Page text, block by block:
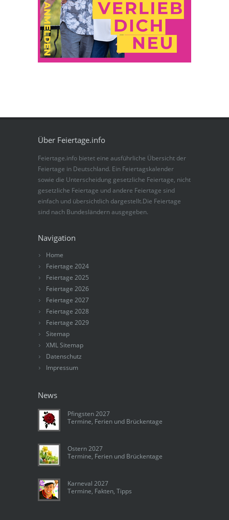
Über Feiertage.info
Feiertage.info bietet eine ausführliche Übersicht der
Feiertage in Deutschland. Ein Feiertagskalender
sowie die Unterscheidung gesetzliche Feiertage, nicht
gesetzliche Feiertage und andere Feiertage sind
einfach und übersichtlich dargestellt.Die Feiertage
sind nach Bundesländern ausgegeben.
Navigation
Home
Feiertage 2024
Feiertage 2025
Feiertage 2026
Feiertage 2027
Feiertage 2028
Feiertage 2029
Sitemap
XML Sitemap
Datenschutz
Impressum
News
Pfingsten 2027
Termine, Ferien und Brückentage
Ostern 2027
Termine, Ferien und Brückentage
Karneval 2027
Termine, Fakten, Tipps